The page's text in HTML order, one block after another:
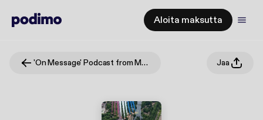
Aloita maksutta
'On Message' Podcast from MHP Communications Jaa